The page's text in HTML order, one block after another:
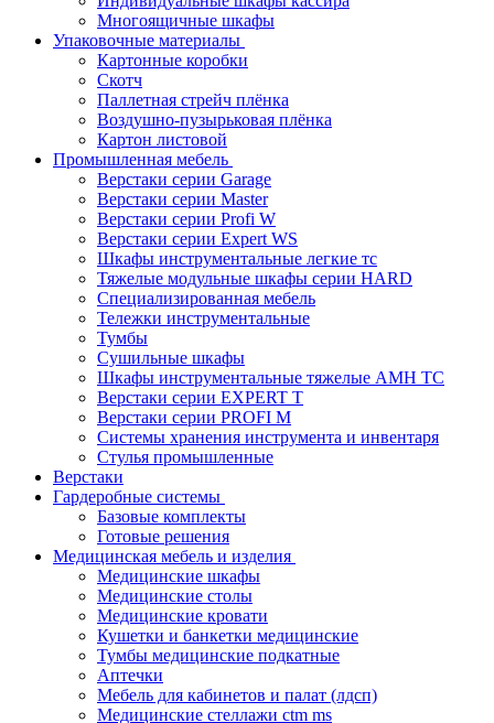
Многоящичные шкафы
Упаковочные материалы
Картонные коробки
Скотч
Паллетная стрейч плёнка
Воздушно-пузырьковая плёнка
Картон листовой
Промышленная мебель
Верстаки серии Garage
Верстаки серии Master
Верстаки серии Profi W
Верстаки серии Expert WS
Шкафы инструментальные легкие тс
Тяжелые модульные шкафы серии HARD
Cпециализированная мебель
Тележки инструментальные
Тумбы
Cушильные шкафы
Шкафы инструментальные тяжелые AMH TC
Верстаки серии EXPERT T
Верстаки серии PROFI M
Системы хранения инструмента и инвентаря
Стулья промышленные
Верстаки
Гардеробные системы
Базовые комплекты
Готовые решения
Медицинская мебель и изделия
Медицинские шкафы
Медицинские столы
Медицинские кровати
Кушетки и банкетки медицинские
Тумбы медицинские подкатные
Аптечки
Мебель для кабинетов и палат (лдсп)
Медицинские стеллажи ctm ms